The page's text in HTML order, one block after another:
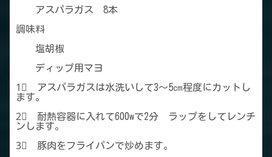
アスパラガス 8本
調味料
塩胡椒
ディップ用マヨ
1⃣ アスパラガスは水洗いして3～5㎝程度にカットし
ます。
2⃣ 耐熱容器に入れて600wで2分 ラップをしてレンチ
ンします。
3⃣ 豚肉をフライパンで炒めます。